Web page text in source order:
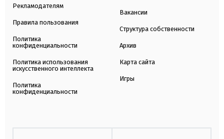
Рекламодателям
Правила пользования
Политика
конфиденциальности
Политика использования
искусственного интеллекта
Политика
конфиденциальности
Вакансии
Структура собственности
Архив
Карта сайта
Игры